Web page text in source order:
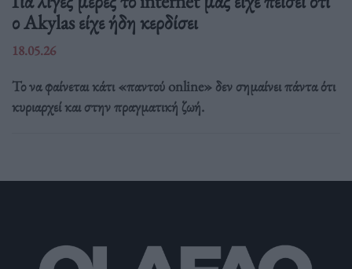
ο Akylas είχε ήδη κερδίσει
18.05.26
Το να φαίνεται κάτι «παντού online» δεν σημαίνει πάντα ότι
κυριαρχεί και στην πραγματική ζωή.